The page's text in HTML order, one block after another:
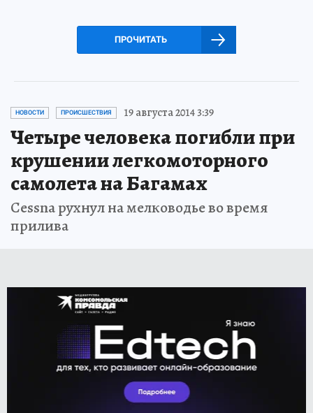
ПРОЧИТАТЬ
НОВОСТИ ПРОИСШЕСТВИЯ 19 августа 2014 3:39
Четыре человека погибли при
крушении легкомоторного
самолета на Багамах
Cessna рухнул на мелководье во время
прилива